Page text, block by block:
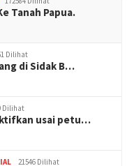
Tanah Papua.
Dilihat
di Sidak B…
Dilihat
usai petu…
21546 Dilihat